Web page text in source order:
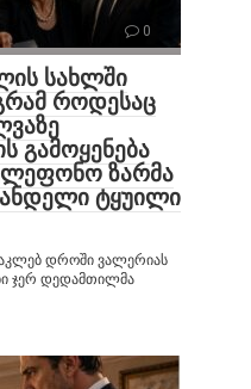
0
სახლში
როდესაც
გამოყენება
ზარმა
ტყუილი
დროში ვალერიას
ჯერ დედამთილმა